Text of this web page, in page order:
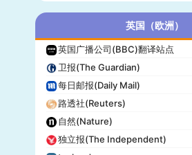
英国（欧洲）
英国广播公司(BBC)翻译站点
卫报(The Guardian)
每日邮报(Daily Mail)
路透社(Reuters)
自然(Nature)
独立报(The Independent)